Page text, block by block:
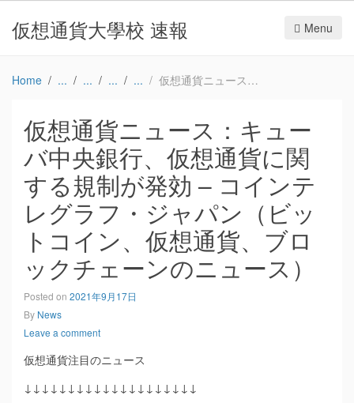
仮想通貨大學校 速報 Menu
Home 仮想通貨ニュース：キューバ中央銀行、仮想通貨に関する規制が発効 – コインテレグラフ・ジャパン（ビットコイン、仮想通貨、ブロックチェーンのニュース）
仮想通貨ニュース：キュー
バ中央銀行、仮想通貨に関
する規制が発効 – コインテ
レグラフ・ジャパン（ビッ
トコイン、仮想通貨、ブロ
ックチェーンのニュース）
Posted on 2021年9月17日
By News
Leave a comment
仮想通貨注目のニュース
↓↓↓↓↓↓↓↓↓↓↓↓↓↓↓↓↓↓↓↓